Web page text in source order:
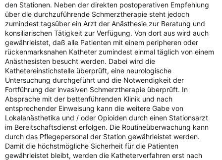
den Stationen. Neben der direkten postoperativen Empfehlung
über die durchzuführende Schmerztherapie steht jedoch
zumindest tagsüber ein Arzt der Anästhesie zur Beratung und
konsiliarischen Tätigkeit zur Verfügung. Von dort aus wird auch
gewährleistet, daß alle Patienten mit einem peripheren oder
rückenmarksnahen Katheter zumindest einmal täglich von einem
Anästhesisten besucht werden. Dabei wird die
Kathetereinstichstelle überprüft, eine neurologische
Untersuchung durchgeführt und die Notwendigkeit der
Fortführung der invasiven Schmerztherapie überprüft. In
Absprache mit der bettenführenden Klinik und nach
entsprechender Einweisung kann die weitere Gabe von
Lokalanästhetika und / oder Opioiden durch einen Stationsarzt
im Bereitschaftsdienst erfolgen. Die Routineüberwachung kann
durch das Pflegepersonal der Station gewährleistet werden.
Damit die höchstmögliche Sicherheit für die Patienten
gewährleistet bleibt, werden die Katheterverfahren erst nach